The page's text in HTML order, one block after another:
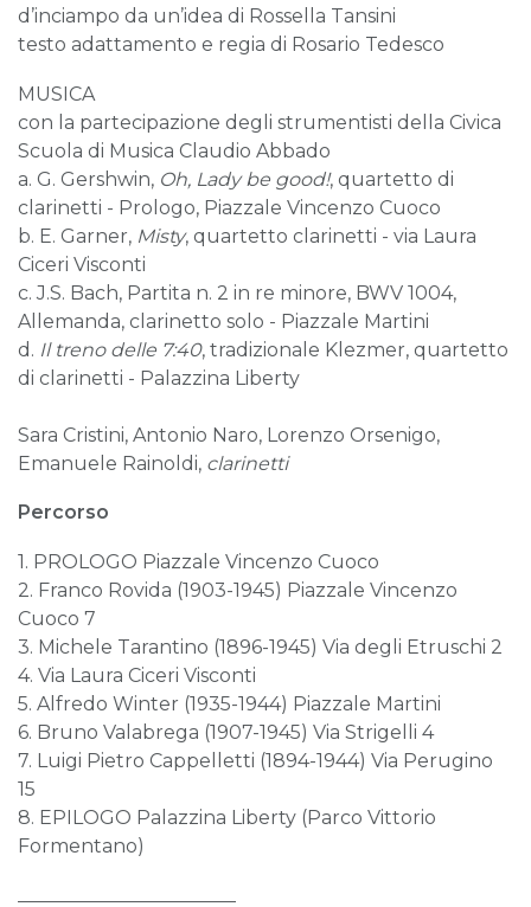
d’inciampo da un’idea di Rossella Tansini
testo adattamento e regia di Rosario Tedesco
MUSICA
con la partecipazione degli strumentisti della Civica
Scuola di Musica Claudio Abbado
a. G. Gershwin, Oh, Lady be good!, quartetto di
clarinetti - Prologo, Piazzale Vincenzo Cuoco
b. E. Garner, Misty, quartetto clarinetti - via Laura
Ciceri Visconti
c. J.S. Bach, Partita n. 2 in re minore, BWV 1004,
Allemanda, clarinetto solo - Piazzale Martini
d. Il treno delle 7:40, tradizionale Klezmer, quartetto
di clarinetti - Palazzina Liberty
Sara Cristini, Antonio Naro, Lorenzo Orsenigo,
Emanuele Rainoldi, clarinetti
Percorso
1. PROLOGO Piazzale Vincenzo Cuoco
2. Franco Rovida (1903-1945) Piazzale Vincenzo
Cuoco 7
3. Michele Tarantino (1896-1945) Via degli Etruschi 2
4. Via Laura Ciceri Visconti
5. Alfredo Winter (1935-1944) Piazzale Martini
6. Bruno Valabrega (1907-1945) Via Strigelli 4
7. Luigi Pietro Cappelletti (1894-1944) Via Perugino
15
8. EPILOGO Palazzina Liberty (Parco Vittorio
Formentano)